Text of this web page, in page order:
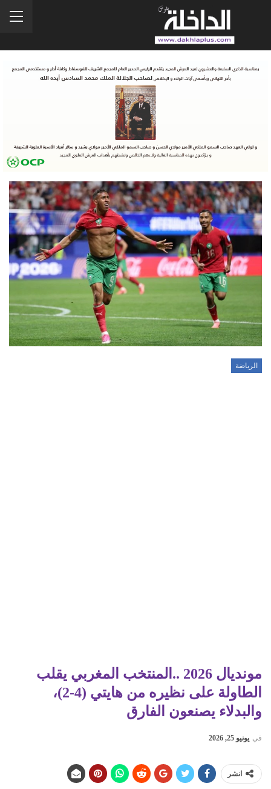
الرياضة
مونديال 2026 ..المنتخب المغربي يقلب
الطاولة على نظيره من هايتي (4-2)،
والبدلاء يصنعون الفارق
في يونيو 25, 2026
انشر